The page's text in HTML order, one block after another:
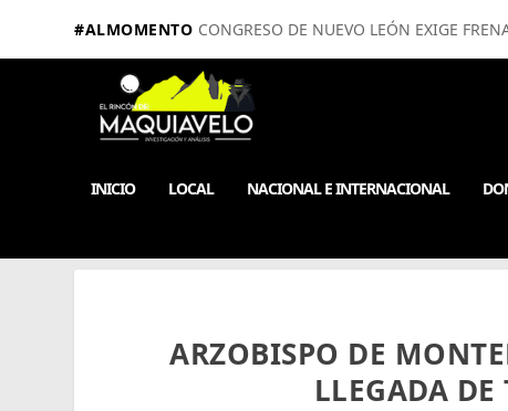
#ALMOMENTO CONGRESO DE NUEVO LEÓN EXIGE
INICIO LOCAL NACIONAL E INTERNACIONAL
ARZOBISPO DE
LLEGADA